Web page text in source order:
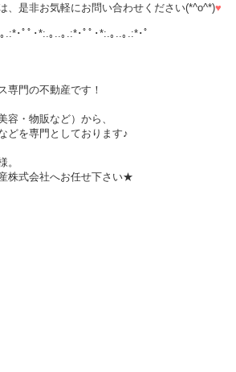
、是非お気軽にお問い合わせください(*^o^*)♥
･ﾟﾟ･*:.｡..｡.:*･ﾟﾟ･*:.｡..｡.:*･ﾟ
専門の不動産です！
容・物販など）から、
どを専門としております♪
。
株式会社へお任せ下さい★